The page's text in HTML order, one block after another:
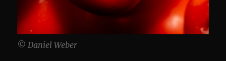
© Daniel Weber